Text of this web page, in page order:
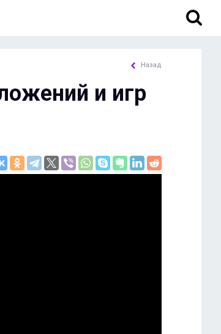
Назад
и игр